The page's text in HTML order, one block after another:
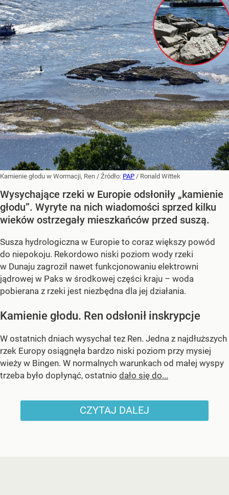
Kamienie głodu w Wormacji, Ren / Źródło: PAP / Ronald Wittek
Wysychające rzeki w Europie odsłoniły „kamienie
głodu”. Wyryte na nich wiadomości sprzed kilku
wieków ostrzegały mieszkańców przed suszą.
Susza hydrologiczna w Europie to coraz większy powód
do niepokoju. Rekordowo niski poziom wody rzeki
w Dunaju zagroził nawet funkcjonowaniu elektrowni
jądrowej w Paks w środkowej części kraju – woda
pobierana z rzeki jest niezbędna dla jej działania.
Kamienie głodu. Ren odsłonił inskrypcje
W ostatnich dniach wysychał tez Ren. Jedna z najdłuższych
rzek Europy osiągnęła bardzo niski poziom przy mysiej
wieży w Bingen. W normalnych warunkach od małej wyspy
trzeba było dopłynąć, ostatnio dało się do...
CZYTAJ DALEJ